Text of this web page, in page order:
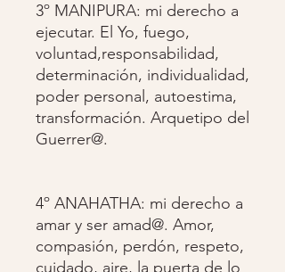
3º MANIPURA: mi derecho a
ejecutar. El Yo, fuego,
voluntad,responsabilidad,
determinación, individualidad,
poder personal, autoestima,
transformación. Arquetipo del
Guerrer@.
4º ANAHATHA: mi derecho a
amar y ser amad@. Amor,
compasión, perdón, respeto,
cuidado, aire, la puerta de lo